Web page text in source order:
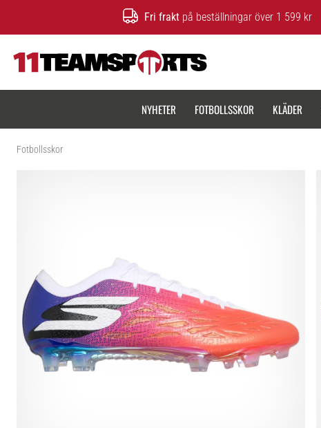
Fri frakt på beställningar över 1 599 kr
NYHETER FOTBOLLSSKOR KLÄDER
Fotbollsskor